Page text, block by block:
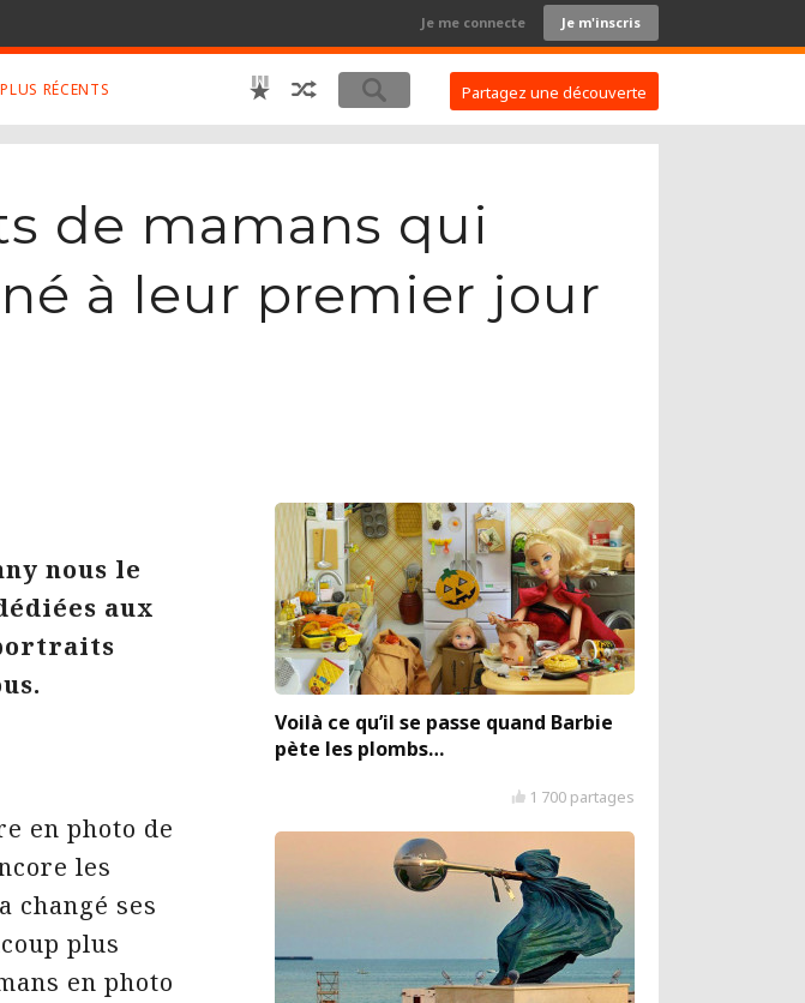
Je me connecte Je m'inscris
Légales
RÉCENTS Partagez une découverte
de mamans qui
à leur premier jour
nous le
aux
en photo de
les
changé ses
plus
en photo
Voilà ce qu’il se passe quand Barbie
pète les plombs…
1 700 partages